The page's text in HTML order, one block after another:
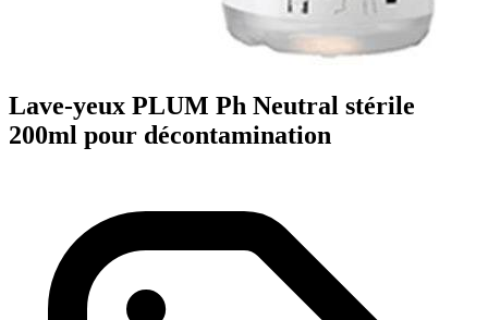
Lave-yeux PLUM Ph Neutral stérile
200ml pour décontamination